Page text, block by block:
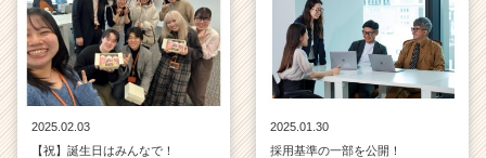
2025.02.03
【祝】誕生日はみんなで！
2025.01.30
採用基準の一部を公開！